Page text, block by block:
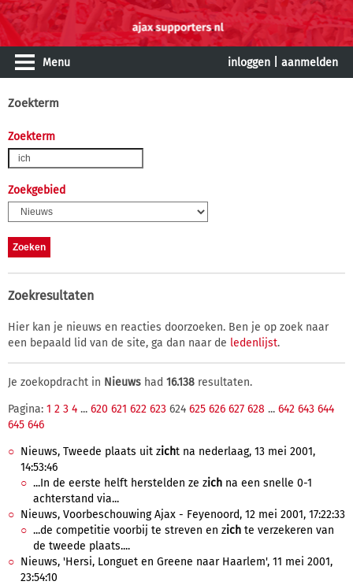
Menu inloggen aanmelden
Zoekterm
Zoekterm
Zoekgebied
Zoekresultaten
Hier kan je nieuws en reacties doorzoeken. Ben je op zoek naar
een bepaald lid van de site, ga dan naar de ledenlijst.
Je zoekopdracht in Nieuws had 16.138 resultaten.
Pagina: 1 2 3 4 ... 620 621 622 623 624 625 626 627 628 ... 642 643 644
645 646
Nieuws, Tweede plaats uit zicht na nederlaag, 13 mei 2001,
14:53:46
...In de eerste helft herstelden ze zich na een snelle 0-1
achterstand via...
Nieuws, Voorbeschouwing Ajax - Feyenoord, 12 mei 2001, 17:22:33
...de competitie voorbij te streven en zich te verzekeren van
de tweede plaats....
Nieuws, 'Hersi, Longuet en Greene naar Haarlem', 11 mei 2001,
23:54:10